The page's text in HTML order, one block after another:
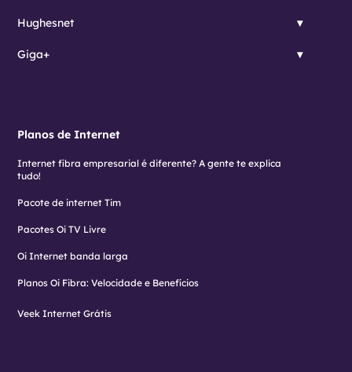
Hughesnet
Giga+
Planos de Internet
Internet fibra empresarial é diferente? A gente te explica
tudo!
Pacote de internet Tim
Pacotes Oi TV Livre
Oi Internet banda larga
Planos Oi Fibra: Velocidade e Benefícios
Veek Internet Grátis